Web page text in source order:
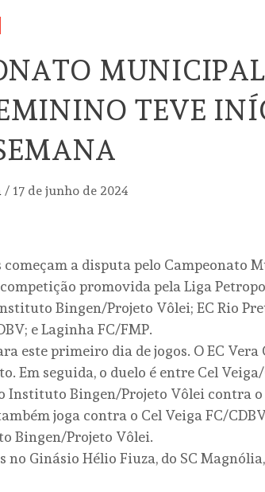
TEVE
/ 17 de junho de 2024
começam a disputa pelo Campeonato
promovida pela Liga
Bingen/Projeto Vôlei; EC Rio
e Laginha FC/FMP.
este primeiro dia de jogos. O EC
Em seguida, o duelo é entre Cel
Instituto Bingen/Projeto Vôlei contra o
joga contra o Cel Veiga FC/
Bingen/Projeto Vôlei.
no Ginásio Hélio Fiuza, do SC